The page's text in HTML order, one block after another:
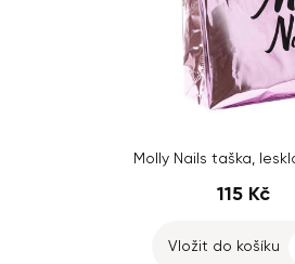
Molly Nails taška,
115 Kč
Vložit do košíku